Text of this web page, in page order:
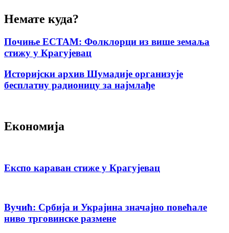
Немате куда?
Почиње ЕСТАМ: Фолклорци из више земаља
стижу у Крагујевац
Историјски архив Шумадије организује
бесплатну радионицу за најмлађе
Економија
Експо караван стиже у Крагујевац
Вучић: Србија и Украјина значајно повећале
ниво трговинске размене